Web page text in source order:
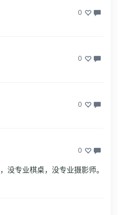
0
0
0
0
没专业棋桌，没专业摄影师。